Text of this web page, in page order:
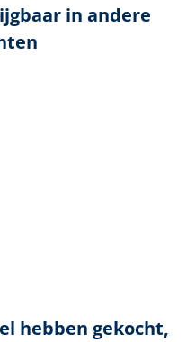
in andere
hebben gekocht,